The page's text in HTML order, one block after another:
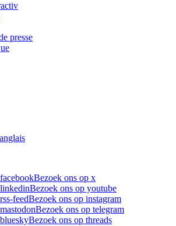
presse
Bezoek ons op x
Bezoek ons op youtube
feedBezoek ons op instagram
Bezoek ons op telegram
Bezoek ons op threads